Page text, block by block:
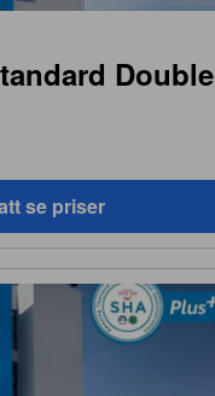
Double
se priser